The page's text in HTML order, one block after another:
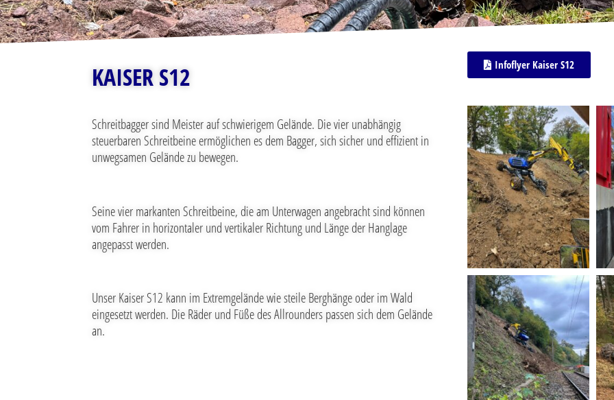
KAISER S12 Infoflyer Kaiser S12
Schreitbagger sind Meister auf schwierigem Gelände. Die vier unabhängig
steuerbaren Schreitbeine ermöglichen es dem Bagger, sich sicher und effizient in
unwegsamen Gelände zu bewegen.
Seine vier markanten Schreitbeine, die am Unterwagen angebracht sind können
vom Fahrer in horizontaler und vertikaler Richtung und Länge der Hanglage
angepasst werden.
Unser Kaiser S12 kann im Extremgelände wie steile Berghänge oder im Wald
eingesetzt werden. Die Räder und Füße des Allrounders passen sich dem Gelände
an.